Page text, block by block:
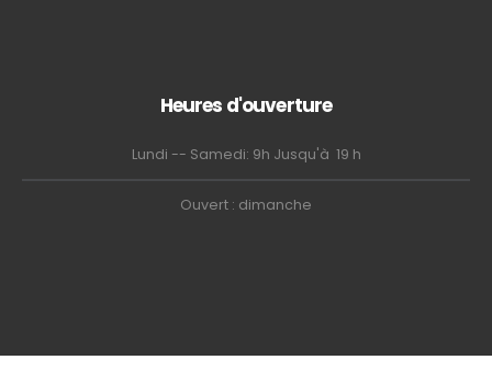
Heures d'ouverture
Lundi -- Samedi: 9h Jusqu'à 19 h
Ouvert : dimanche